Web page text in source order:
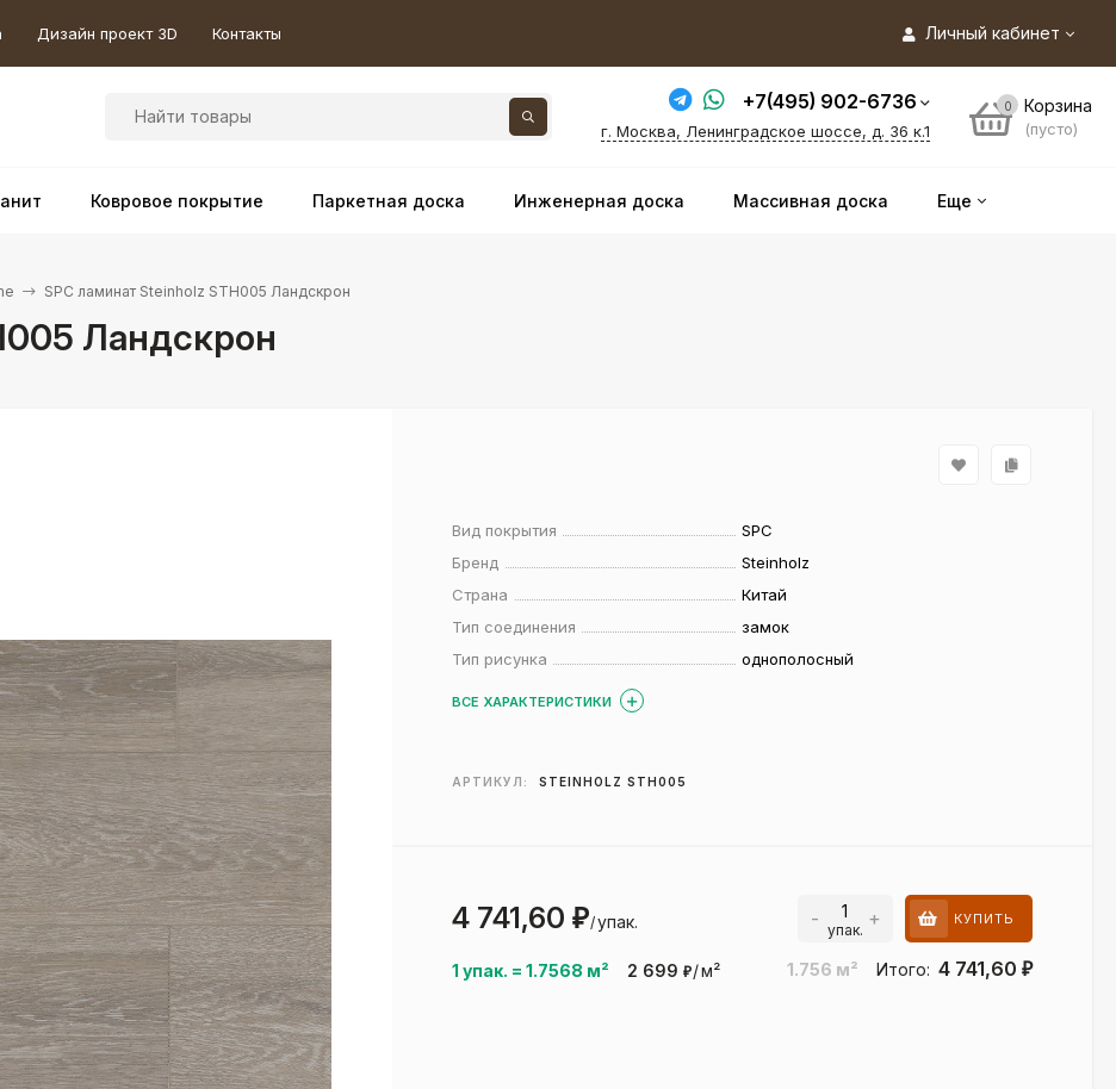
Личный кабинет
Дизайн проект 3D Контакты
+7(495) 902-6736
г. Москва, Ленинградское шоссе, д. 36 к.1
0 Корзина
(пусто)
Ковровое покрытие Паркетная доска Инженерная доска Массивная доска Еще
SPC ламинат Steinholz STH005 Ландскрон
Ландскрон
Вид покрытия
SPC
Бренд
Steinholz
Страна
Китай
Тип соединения
замок
Тип рисунка
однополосный
ВСЕ ХАРАКТЕРИСТИКИ
АРТИКУЛ: STEINHOLZ STH005
1 упак. =1.7568 м² 2 699 ₽/м²
4 741,60 ₽/упак. - упак. + КУПИТЬ
1.756 м² Итого: 4 741,60 ₽